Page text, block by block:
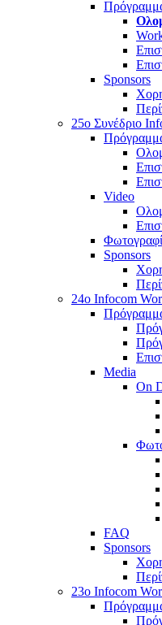
Sponsors
25o Συνέδριο
Video
Sponsors
24o Infocom
Media
On
FAQ
Sponsors
23o Infocom